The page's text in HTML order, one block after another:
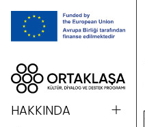
HAKKINDA